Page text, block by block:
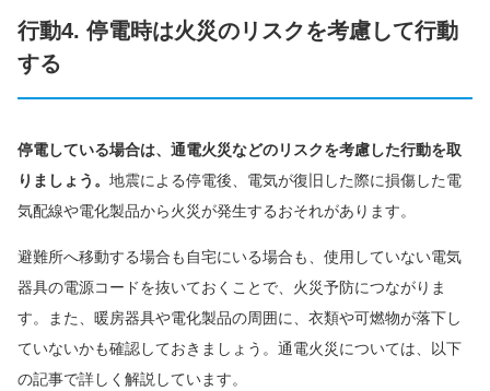
行動4. 停電時は火災のリスクを考慮して行動
する
停電している場合は、通電火災などのリスクを考慮した行動を取
りましょう。 地震による停電後、電気が復旧した際に損傷した電
気配線や電化製品から火災が発生するおそれがあります。
避難所へ移動する場合も自宅にいる場合も、使用していない電気
器具の電源コードを抜いておくことで、火災予防につながりま
す。また、暖房器具や電化製品の周囲に、衣類や可燃物が落下し
ていないかも確認しておきましょう。通電火災については、以下
の記事で詳しく解説しています。